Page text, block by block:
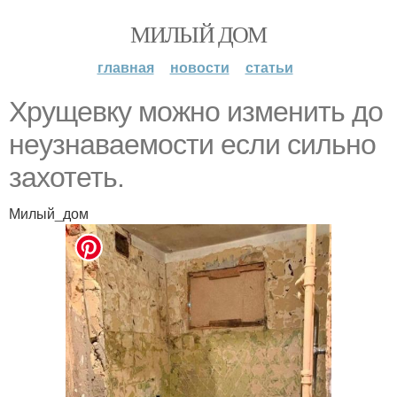
МИЛЫЙ ДОМ
главная новости статьи
Хрущевку можно изменить до
неузнаваемости если сильно
захотеть.
Милый_дом